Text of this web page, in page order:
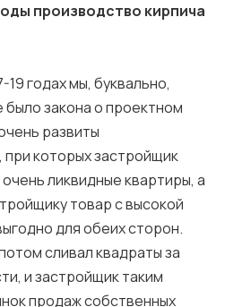
производство кирпича
19 годах мы, буквально,
закона о проектном
развиты
которых застройщик
ликвидные квартиры, а
товар с высокой
для обеих сторон.
сливал квадраты за
и застройщик таким
продаж собственных